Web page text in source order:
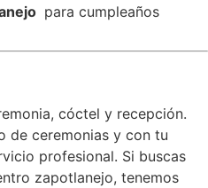
para cumpleaños
cóctel y recepción.
de ceremonias y con tu
profesional. Si buscas
zapotlanejo, tenemos